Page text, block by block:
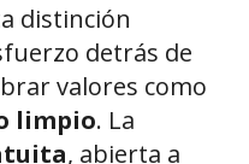
distinción
detrás de
valores como
limpio. La
, abierta a